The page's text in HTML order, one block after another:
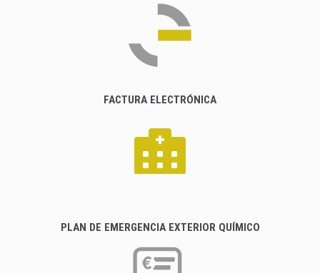
FACTURA ELECTRÓNICA
PLAN DE EMERGENCIA EXTERIOR QUÍMICO